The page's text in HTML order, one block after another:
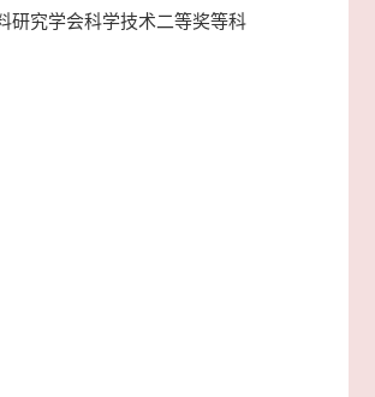
研究学会科学技术二等奖等科